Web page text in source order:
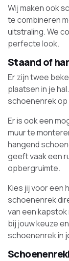
Wij maken ook
te combineren
uitstraling. We
perfecte look.
Staand of
Er zijn twee
plaatsen in je
schoenenrek op
Er is ook een
muur te
hangend
geeft vaak een
opbergruimte.
Kies jij voor een
schoenenrek
van een
bij jouw keuze
schoenenrek in